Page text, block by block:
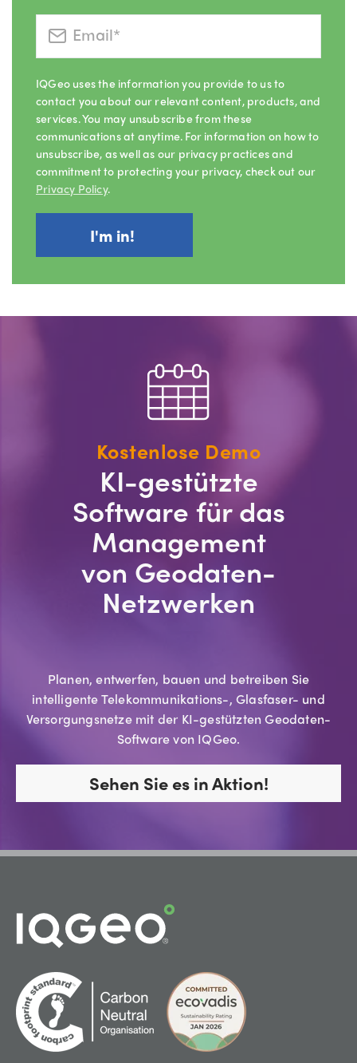
IQGeo uses the information you provide to us to
contact you about our relevant content, products, and
services. You may unsubscribe from these
communications at anytime. For information on how to
unsubscribe, as well as our privacy practices and
commitment to protecting your privacy, check out our
Privacy Policy.
Kostenlose Demo
KI-gestützte
Software für das
Management
von Geodaten-
Netzwerken
Planen, entwerfen, bauen und betreiben Sie
intelligente Telekommunikations-, Glasfaser- und
Versorgungsnetze mit der KI-gestützten Geodaten-
Software von IQGeo.
Sehen Sie es in Aktion!